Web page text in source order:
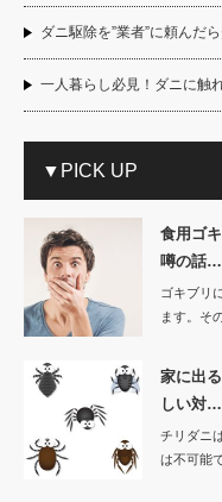
ダニ駆除を”業者”に頼んだ
一人暮らし必見！ダニに触
▼PICK UP
食用ゴ
噂の話…
ゴキブリ
ます。そ
家に出
しい対…
チリダニ
は不可能